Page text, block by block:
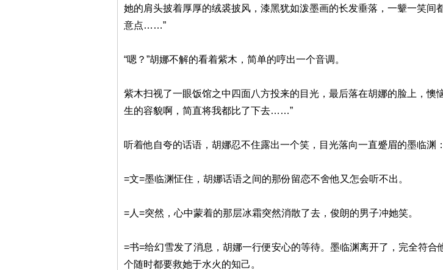
她的肩头披着厚厚的绒裘披风，漆黑犹如泼墨画的长发垂落，一颦一笑间
意点……”
“嗯？”胡娜不解的看着紫木，简单的哼出一个音调。
紫木扫视了一眼饭馆之中四面八方投来的目光，最后落在胡娜的脸上，懊
生的容貌啊，简直将我都比了下去……”
听着他自夸的话语，胡娜忍不住露出一个笑，目光落向一直蹙眉的墨临渊
=文=墨临渊怔住，胡娜话语之间的那份留恋不舍他又怎会听不出。
=人=突然，心中蒙着的那层冰霜突然消散了去，俊朗的男子冲她笑。
=书=给幻雪发了消息，胡娜一行便安心的等待。墨临渊离开了，完全符
个随时都要救她于水火的知己。